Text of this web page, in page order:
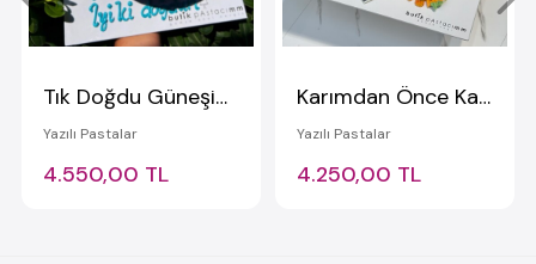
Tık Doğdu Güneşimiz Yazılı Pasta
Yazılı Pastalar
4.550,00 TL
Karımdan Önce Karımdan Sonra Pastası
Yazılı Pastalar
4.250,00 TL